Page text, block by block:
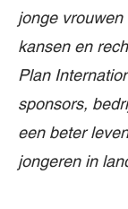
jonge
kansen en
Plan
sponsors,
een beter
jongeren in